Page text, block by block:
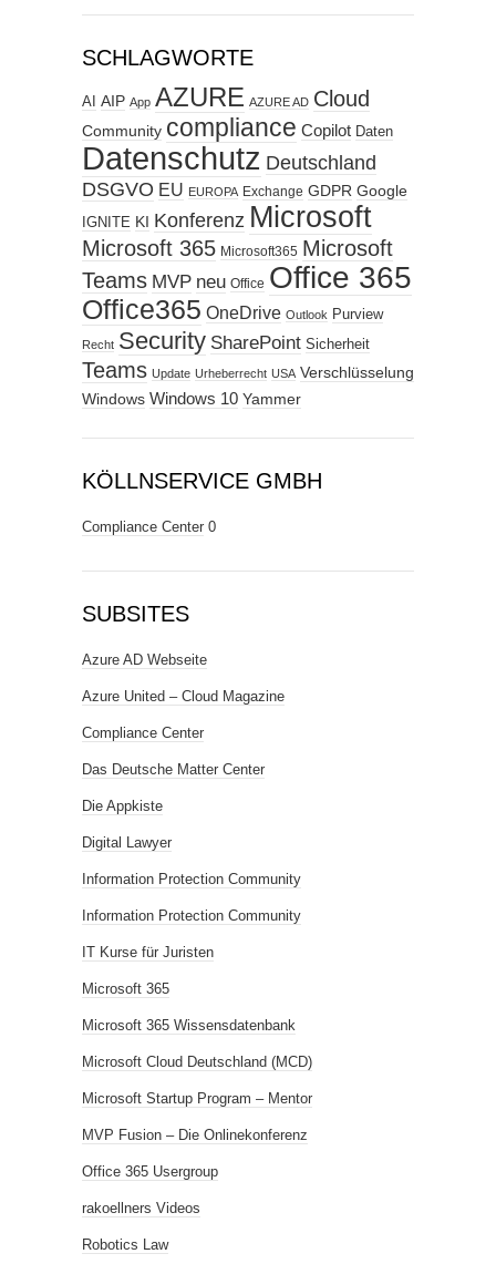
SCHLAGWORTE
AI AIP App AZURE AZURE AD Cloud
Community compliance Copilot Daten
Datenschutz Deutschland
DSGVO EU EUROPA Exchange GDPR Google
IGNITE KI Konferenz Microsoft
Microsoft 365 Microsoft365 Microsoft
Teams MVP neu Office Office 365
Office365 OneDrive Outlook Purview
Recht Security SharePoint Sicherheit
Teams Update Urheberrecht USA Verschlüsselung
Windows Windows 10 Yammer
KÖLLNSERVICE GMBH
Compliance Center 0
SUBSITES
Azure AD Webseite
Azure United – Cloud Magazine
Compliance Center
Das Deutsche Matter Center
Die Appkiste
Digital Lawyer
Information Protection Community
Information Protection Community
IT Kurse für Juristen
Microsoft 365
Microsoft 365 Wissensdatenbank
Microsoft Cloud Deutschland (MCD)
Microsoft Startup Program – Mentor
MVP Fusion – Die Onlinekonferenz
Office 365 Usergroup
rakoellners Videos
Robotics Law